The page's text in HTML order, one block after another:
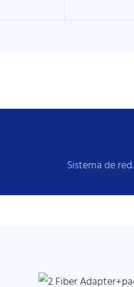
Sistema de red.